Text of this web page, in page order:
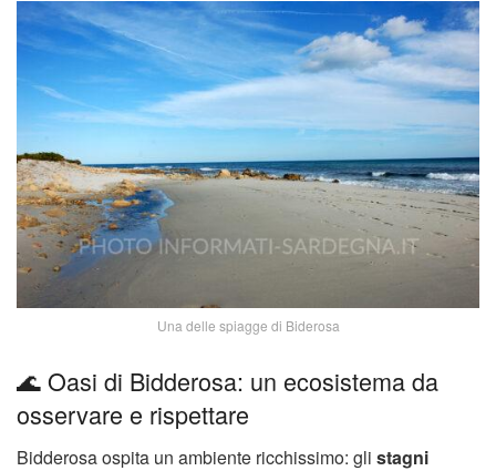
Una delle spiagge di Biderosa
🌊 Oasi di Bidderosa: un ecosistema da
osservare e rispettare
Bidderosa ospita un ambiente ricchissimo: gli stagni